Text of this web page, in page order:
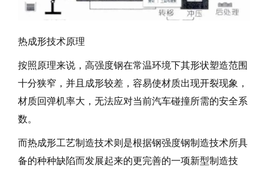
热成形技术原理
按照原理来说，高强度钢在常温环境下其形状塑造范围
十分狭窄，并且成形较差，容易使材质出现开裂现象，
材质回弹机率大，无法应对当前汽车碰撞所需的安全系
数。
而热成形工艺制造技术则是根据钢强度钢制造技术所具
备的种种缺陷而发展起来的更完善的一项新型制造技